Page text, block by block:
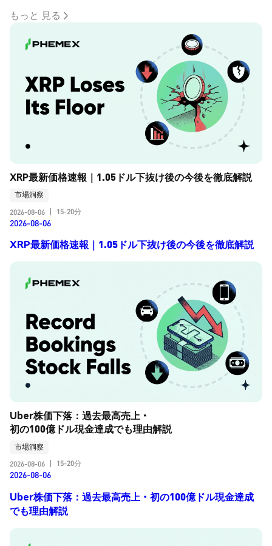
もっと 見る
XRP最新価格速報｜1.05ドル下抜け後の今後を徹底解説
市場洞察
2026-08-06
15-20分
2026-08-06
XRP最新価格速報｜1.05ドル下抜け後の今後を徹底解説
Uber株価下落：過去最高売上・
初の100億ドル現金達成でも理由解説
市場洞察
2026-08-06
15-20分
2026-08-06
Uber株価下落：過去最高売上・初の100億ドル現金達成
でも理由解説